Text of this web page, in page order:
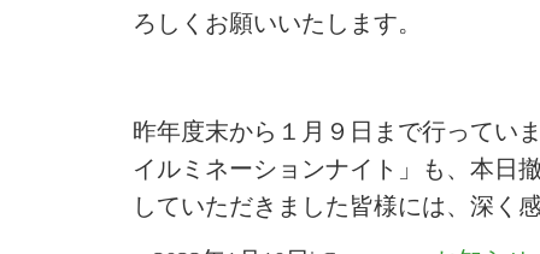
ろしくお願いいたします。
昨年度末から１月９日まで行ってい
イルミネーションナイト」も、本日
していただきました皆様には、深く